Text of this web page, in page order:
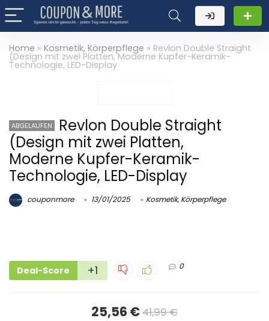
Home » Kosmetik, Körperpflege » Revlon Double Straight
(Design mit zwei Platten, Moderne Kupfer-Keramik-
Technologie, LED-Display
ABGELAUFEN
Revlon Double Straight
(Design mit zwei Platten,
Moderne Kupfer-Keramik-
Technologie, LED-Display
couponmore 13/01/2025 Kosmetik, Körperpflege
Deal-Score +1 0
25,56 €41,99 €